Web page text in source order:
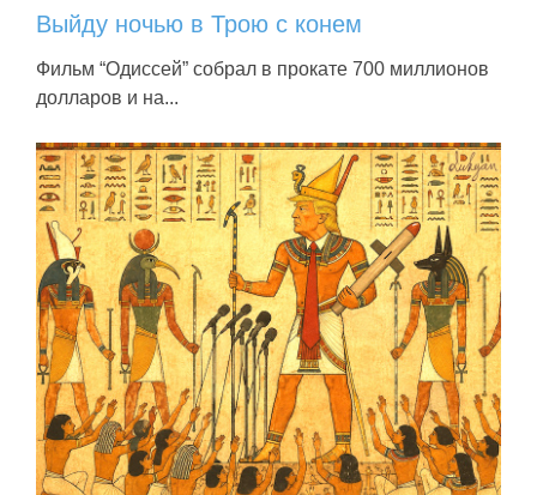
Выйду ночью в Трою с конем
Фильм “Одиссей” собрал в прокате 700 миллионов
долларов и на...